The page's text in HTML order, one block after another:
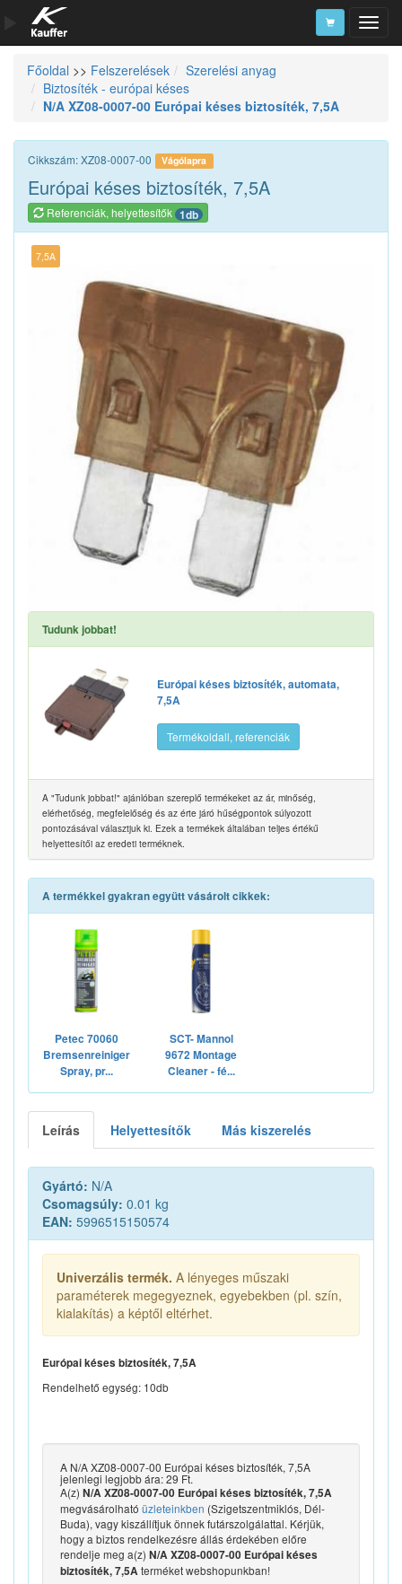
Szerszámkatalógus
Kosár
Alkatrészek
Főoldal >> Felszerelések
Szerelési anyag
Biztosíték - európai késes
N/A XZ08-0007-00 Európai késes biztosíték, 7,5A
Cikkszám: XZ08-0007-00 Vágólapra
Európai késes biztosíték, 7,5A
Referenciák, helyettesítők 1db
7,5A
Tudunk jobbat!
Európai késes biztosíték, automata,
7,5A
Termékoldall, referenciák
A "Tudunk jobbat!" ajánlóban szereplő termékeket az ár, minőség,
elérhetőség, megfelelőség és az érte járó hűségpontok súlyozott
pontozásával választjuk ki. Ezek a termékek általában teljes értékű
helyettesítői az eredeti terméknek.
A termékkel gyakran együtt vásárolt cikkek:
Petec 70060
Bremsenreiniger
Spray, pr...
SCT- Mannol
9672 Montage
Cleaner - fé...
Leírás Helyettesítők Más kiszerelés
Gyártó: N/A
Csomagsúly: 0.01 kg
EAN: 5996515150574
Univerzális termék. A lényeges műszaki
paraméterek megegyeznek, egyebekben (pl. szín,
kialakítás) a képtől eltérhet.
Európai késes biztosíték, 7,5A
Rendelhető egység: 10db
A N/A XZ08-0007-00 Európai késes biztosíték, 7,5A
jelenlegi legjobb ára: 29 Ft.
A(z) N/A XZ08-0007-00 Európai késes biztosíték, 7,5A
megvásárolható üzleteinkben (Szigetszentmiklós, Dél-
Buda), vagy kiszállítjuk önnek futárszolgálattal. Kérjük,
hogy a biztos rendelkezésre állás érdekében előre
rendelje meg a(z) N/A XZ08-0007-00 Európai késes
biztosíték, 7,5Aterméket webshopunkban!